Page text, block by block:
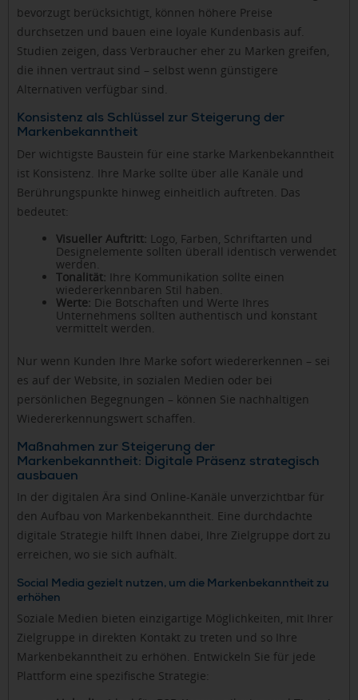
bevorzugt berücksichtigt, können höhere Preise
durchsetzen und bauen eine loyale Kundenbasis auf.
Studien zeigen, dass Verbraucher eher zu Marken greifen,
die ihnen vertraut sind – selbst wenn günstigere
Alternativen verfügbar sind.
Konsistenz als Schlüssel zur Steigerung der
Markenbekanntheit
Der wichtigste Baustein für eine starke Markenbekanntheit
ist Konsistenz. Ihre Marke sollte über alle Kanäle und
Berührungspunkte hinweg einheitlich auftreten. Das
bedeutet:
Visueller Auftritt: Logo, Farben, Schriftarten und
Designelemente sollten überall identisch verwendet
werden.
Tonalität: Ihre Kommunikation sollte einen
wiedererkennbaren Stil haben.
Werte: Die Botschaften und Werte Ihres
Unternehmens sollten authentisch und konstant
vermittelt werden.
Nur wenn Kunden Ihre Marke sofort wiedererkennen – sei
es auf der Website, in sozialen Medien oder bei
persönlichen Begegnungen – können Sie nachhaltigen
Wiedererkennungswert schaffen.
Maßnahmen zur Steigerung der
Markenbekanntheit: Digitale Präsenz strategisch
ausbauen
In der digitalen Ära sind Online-Kanäle unverzichtbar für
den Aufbau von Markenbekanntheit. Eine durchdachte
digitale Strategie hilft Ihnen dabei, Ihre Zielgruppe dort zu
erreichen, wo sie sich aufhält.
Social Media gezielt nutzen, um die Markenbekanntheit zu
erhöhen
Soziale Medien bieten einzigartige Möglichkeiten, mit Ihrer
Zielgruppe in direkten Kontakt zu treten und so Ihre
Markenbekanntheit zu erhöhen. Entwickeln Sie für jede
Plattform eine spezifische Strategie: